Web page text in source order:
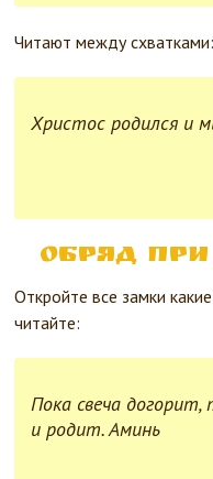
Читают между схватками:
Христос родился и
Обряд
Откройте все замки
читайте:
Пока свеча
и родит. Аминь